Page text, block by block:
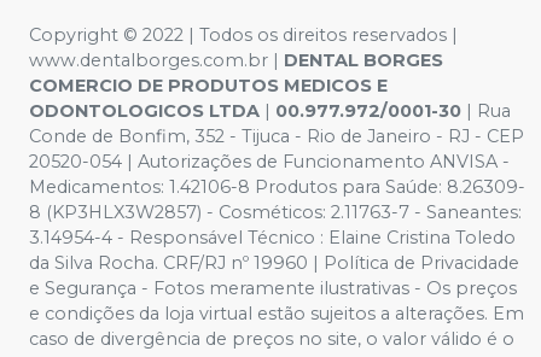
Copyright © 2022 | Todos os direitos reservados |
www.dentalborges.com.br | DENTAL BORGES
COMERCIO DE PRODUTOS MEDICOS E
ODONTOLOGICOS LTDA | 00.977.972/0001-30 | Rua
Conde de Bonfim, 352 - Tijuca - Rio de Janeiro - RJ - CEP
20520-054 | Autorizações de Funcionamento ANVISA -
Medicamentos: 1.42106-8 Produtos para Saúde: 8.26309-
8 (KP3HLX3W2857) - Cosméticos: 2.11763-7 - Saneantes:
3.14954-4 - Responsável Técnico : Elaine Cristina Toledo
da Silva Rocha. CRF/RJ nº 19960 | Política de Privacidade
e Segurança - Fotos meramente ilustrativas - Os preços
e condições da loja virtual estão sujeitos a alterações. Em
caso de divergência de preços no site, o valor válido é o